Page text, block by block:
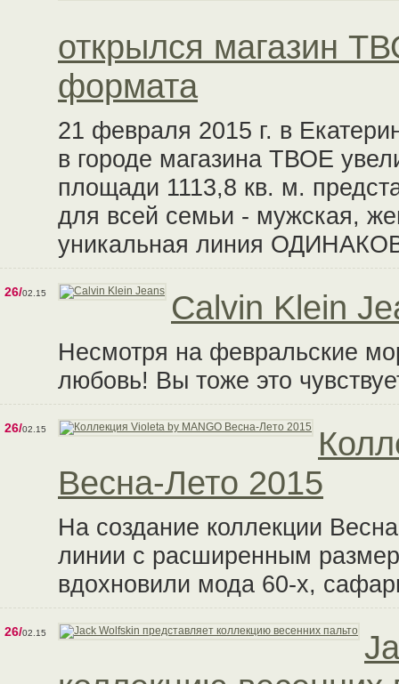
открылся магазин
формата
21 февраля 2015 г. в
в городе магазина ТВОЕ
площади 1113,8 кв. м.
для всей семьи - мужская,
уникальная линия
26/02.15 Calvin Klein
Несмотря на февральские
любовь! Вы тоже это
26/02.15
Весна-Лето 2015
На создание коллекции
линии с расширенным
вдохновили мода 60-х,
26/02.15